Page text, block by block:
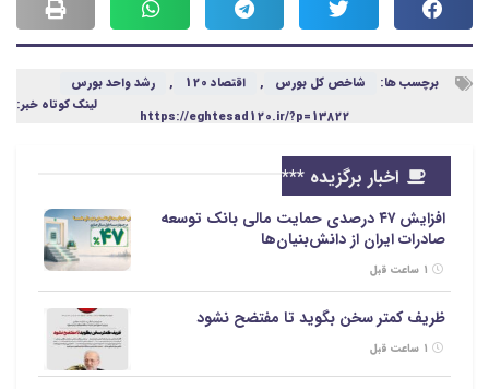
برچسب ها: شاخص کل بورس , اقتصاد 120 ,
رشد واحد بورس
لینک کوتاه خبر:
https://eghtesad120.ir/?p=13822
اخبار برگزیده ***
افزایش ۴۷ درصدی حمایت مالی بانک توسعه
صادرات ایران از دانش‌بنیان‌ها
ظریف کمتر سخن بگوید تا مفتضح نشود